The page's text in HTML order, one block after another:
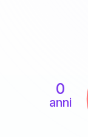
0
anni